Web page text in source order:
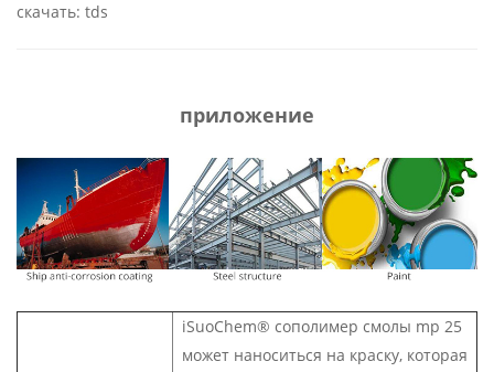
скачать: tds
приложение
iSuoChem® сополимер смолы mp 25
может наноситься на краску, которая